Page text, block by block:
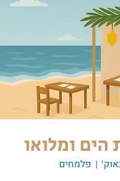
הים ומלואו
  |
פלמחים